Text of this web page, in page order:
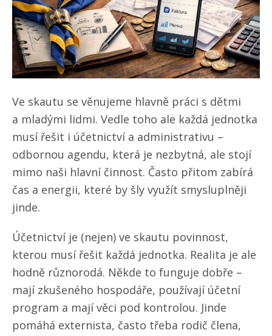
Ve skautu se věnujeme hlavně práci s dětmi
a mladými lidmi. Vedle toho ale každá jednotka
musí řešit i účetnictví a administrativu –
odbornou agendu, která je nezbytná, ale stojí
mimo naši hlavní činnost. Často přitom zabírá
čas a energii, které by šly využít smysluplněji
jinde.
Účetnictví je (nejen) ve skautu povinnost,
kterou musí řešit každá jednotka. Realita je ale
hodně různorodá. Někde to funguje dobře –
mají zkušeného hospodáře, používají účetní
program a mají věci pod kontrolou. Jinde
pomáhá externista, často třeba rodič člena,